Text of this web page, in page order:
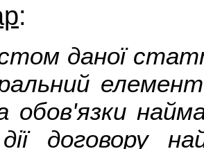
:
даної
обов'язки
договору